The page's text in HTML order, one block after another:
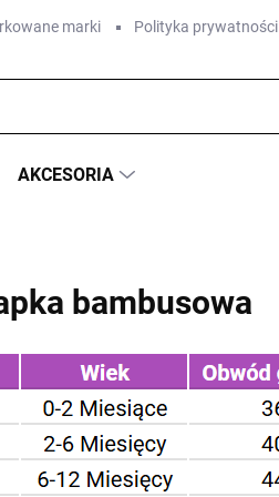
marki Polityka prywatności
AKCESORIA
bambusowa